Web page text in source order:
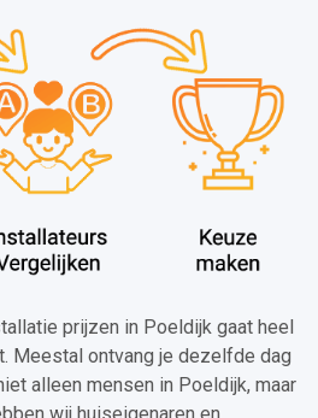
prijzen in Poeldijk gaat heel
Meestal ontvang je dezelfde dag
alleen mensen in Poeldijk, maar